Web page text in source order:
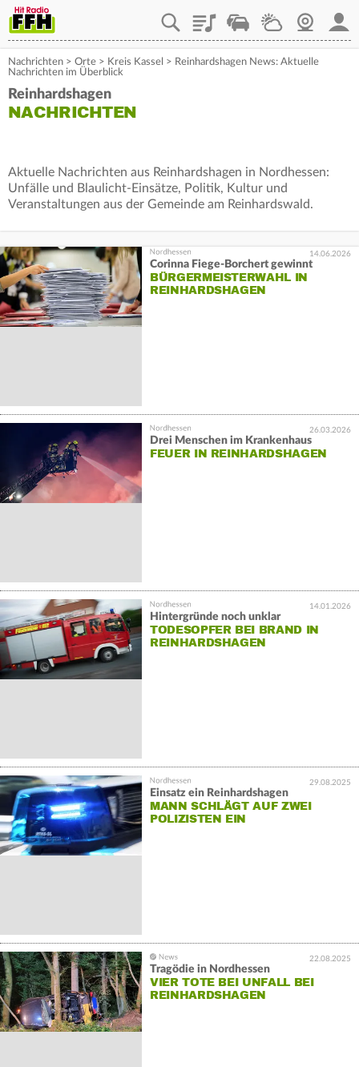
PlaylistStaupilotWetterWebcam
Nachrichten > Orte > Kreis Kassel > Reinhardshagen News: Aktuelle
Nachrichten im Überblick
Reinhardshagen
NACHRICHTEN
Aktuelle Nachrichten aus Reinhardshagen in Nordhessen:
Unfälle und Blaulicht-Einsätze, Politik, Kultur und
Veranstaltungen aus der Gemeinde am Reinhardswald.
14.06.2026
Corinna Fiege-Borchert gewinnt
BÜRGERMEISTERWAHL IN
REINHARDSHAGEN
26.03.2026
Drei Menschen im Krankenhaus
FEUER IN REINHARDSHAGEN
14.01.2026
Hintergründe noch unklar
TODESOPFER BEI BRAND IN
REINHARDSHAGEN
29.08.2025
Einsatz ein Reinhardshagen
MANN SCHLÄGT AUF ZWEI
POLIZISTEN EIN
22.08.2025
Tragödie in Nordhessen
VIER TOTE BEI UNFALL BEI
REINHARDSHAGEN